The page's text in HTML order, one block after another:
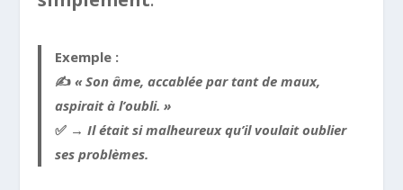
Exemple :
✍️« Son âme, accablée par tant de maux,
aspirait à l’oubli. »
✅ →Il était si malheureux qu’il voulait oublier
ses problèmes.